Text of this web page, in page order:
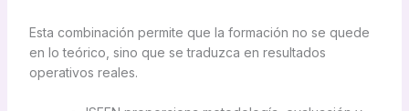
Esta combinación permite que la formación no se quede
en lo teórico, sino que se traduzca en resultados
operativos reales.